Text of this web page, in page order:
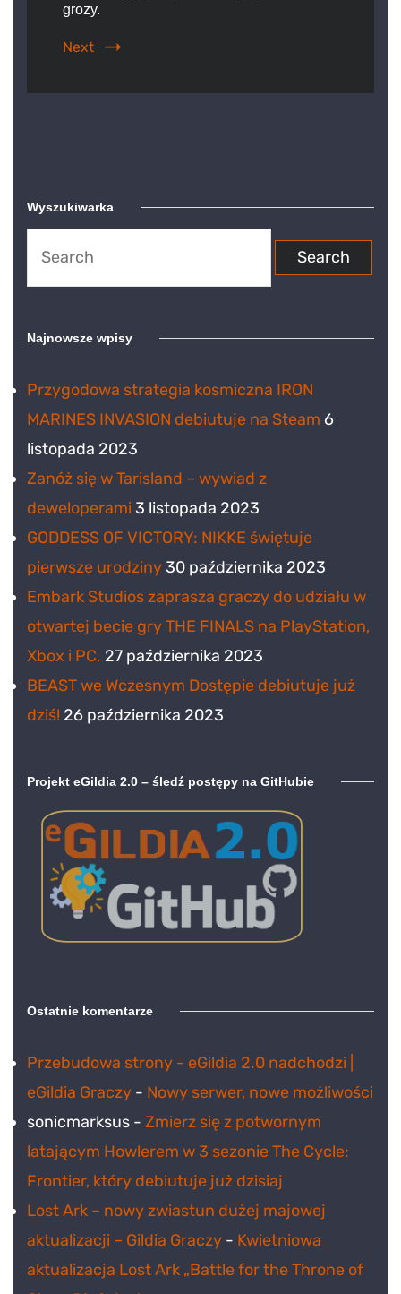
grozy.
Next
Wyszukiwarka
Najnowsze wpisy
Przygodowa strategia kosmiczna IRON
MARINES INVASION debiutuje na Steam 6
listopada 2023
Zanóż się w Tarisland – wywiad z
deweloperami 3 listopada 2023
GODDESS OF VICTORY: NIKKE świętuje
pierwsze urodziny30 października 2023
Embark Studios zaprasza graczy do udziału w
otwartej becie gry THE FINALS na PlayStation,
Xbox i PC. 27 października 2023
BEAST we Wczesnym Dostępie debiutuje już
dziś! 26 października 2023
Projekt eGildia 2.0 – śledź postępy na GitHubie
Ostatnie komentarze
Przebudowa strony - eGildia 2.0 nadchodzi |
eGildia Graczy - Nowy serwer, nowe możliwości
sonicmarksus - Zmierz się z potwornym
latającym Howlerem w 3 sezonie The Cycle:
Frontier, który debiutuje już dzisiaj
Lost Ark – nowy zwiastun dużej majowej
aktualizacji – Gildia Graczy - Kwietniowa
aktualizacja Lost Ark „Battle for the Throne of